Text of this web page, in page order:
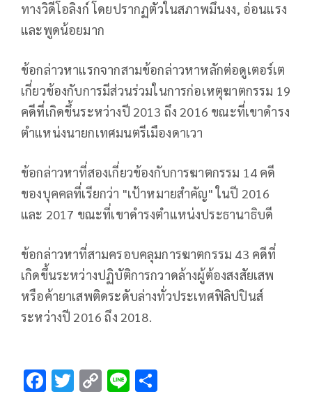
ทางวิดีโอลิงก์ โดยปรากฏตัวในสภาพมึนงง, อ่อนแรง
และพูดน้อยมาก
ข้อกล่าวหาแรกจากสามข้อกล่าวหาหลักต่อดูเตอร์เต
เกี่ยวข้องกับการมีส่วนร่วมในการก่อเหตุฆาตกรรม 19
คดีที่เกิดขึ้นระหว่างปี 2013 ถึง 2016 ขณะที่เขาดำรง
ตำแหน่งนายกเทศมนตรีเมืองดาเวา
ข้อกล่าวหาที่สองเกี่ยวข้องกับการฆาตกรรม 14 คดี
ของบุคคลที่เรียกว่า "เป้าหมายสำคัญ" ในปี 2016
และ 2017 ขณะที่เขาดำรงตำแหน่งประธานาธิบดี
ข้อกล่าวหาที่สามครอบคลุมการฆาตกรรม 43 คดีที่
เกิดขึ้นระหว่างปฏิบัติการกวาดล้างผู้ต้องสงสัยเสพ
หรือค้ายาเสพติดระดับล่างทั่วประเทศฟิลิปปินส์
ระหว่างปี 2016 ถึง 2018.
F T C Li